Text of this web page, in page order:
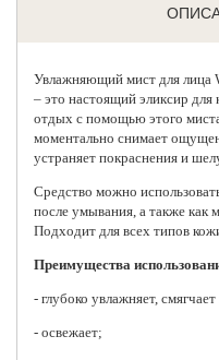
Увлажняющий мист для лица
– это настоящий эликсир для
отдых с помощью этого
моментально снимает
устраняет покраснения и
Средство можно
после умывания, а также как
Подходит для всех типов
Преимущества
- глубоко увлажняет,
- освежает;